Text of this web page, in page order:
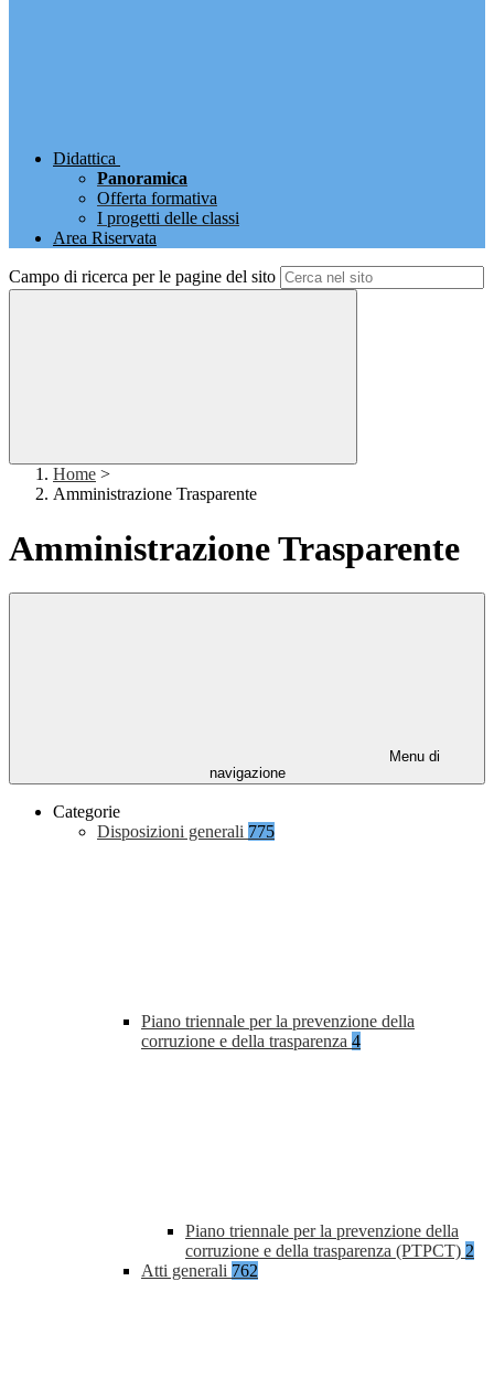
Didattica
Panoramica
Offerta formativa
I progetti delle classi
Area Riservata
Campo di ricerca per le pagine del sito
Home >
Amministrazione Trasparente
Amministrazione Trasparente
Menu di
navigazione
Categorie
Disposizioni generali 775
Piano triennale per la prevenzione della
corruzione e della trasparenza 4
Piano triennale per la prevenzione della
corruzione e della trasparenza (PTPCT) 2
Atti generali 762